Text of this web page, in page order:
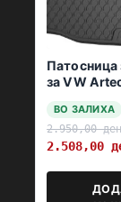
Патосница
за VW
ВО ЗАЛИХА
2.950,00ден
2.508,00